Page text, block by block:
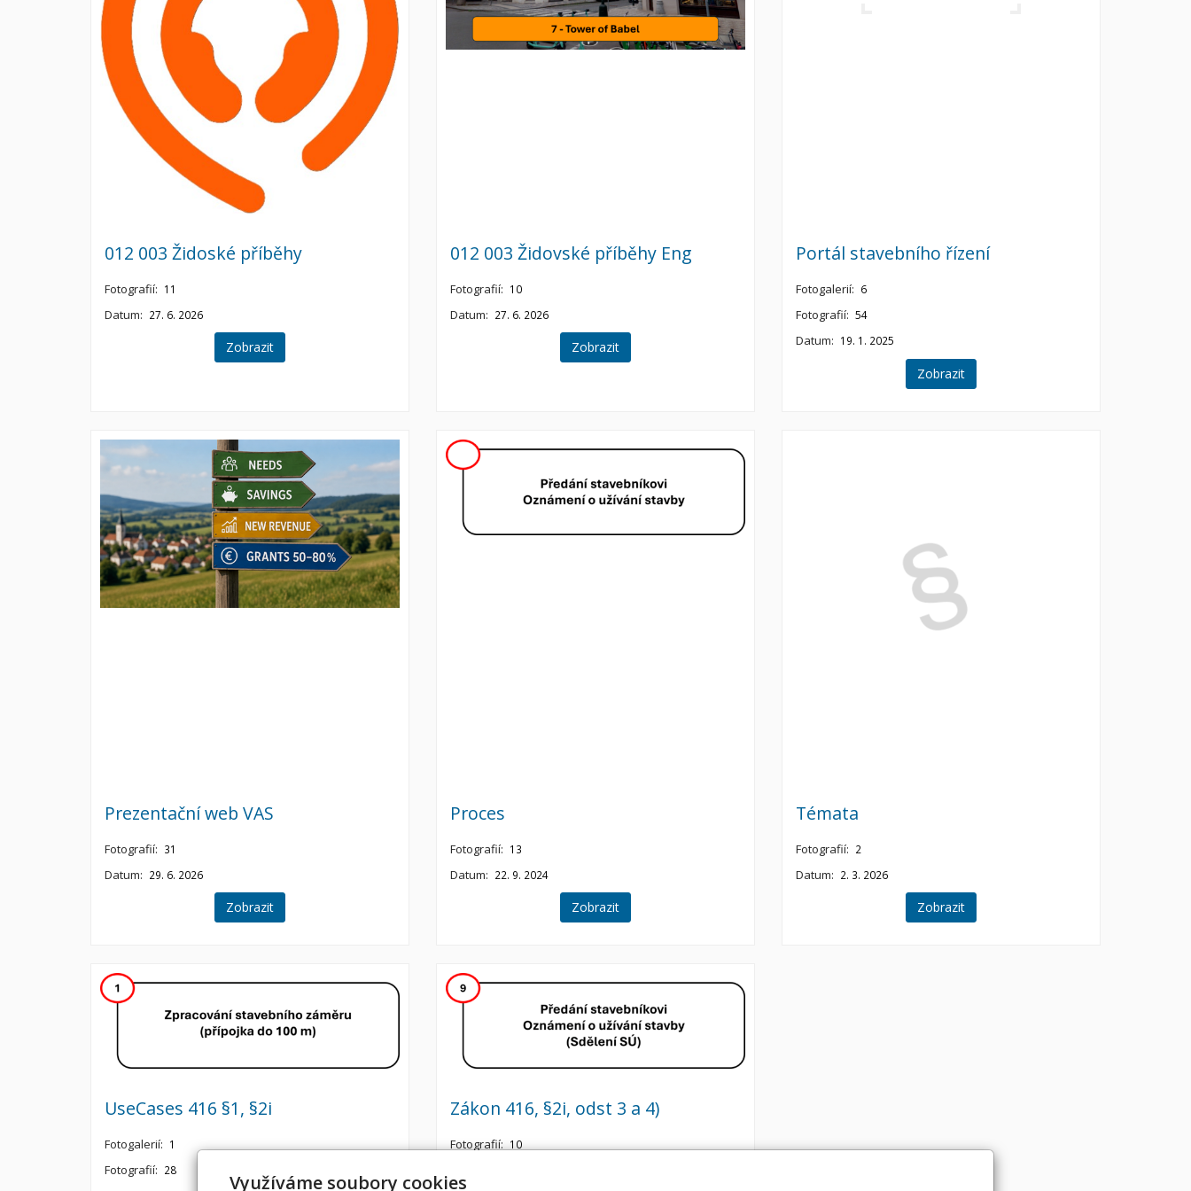
012 003 Židoské příběhy
Fotografií: 11
Datum: 27. 6. 2026
Zobrazit
012 003 Židovské příběhy Eng
Fotografií: 10
Datum: 27. 6. 2026
Zobrazit
Portál stavebního řízení
Fotogalerií: 6
Fotografií: 54
Datum: 19. 1. 2025
Zobrazit
Prezentační web VAS
Fotografií: 31
Datum: 29. 6. 2026
Zobrazit
Proces
Fotografií: 13
Datum: 22. 9. 2024
Zobrazit
Témata
Fotografií: 2
Datum: 2. 3. 2026
Zobrazit
UseCases 416 §1, §2i
Fotogalerií: 1
Fotografií: 28
Zákon 416, §2i, odst 3 a 4)
Fotografií: 10
Využíváme soubory cookies